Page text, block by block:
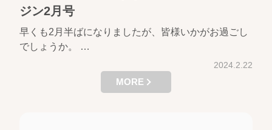
ジン2月号
早くも2月半ばになりましたが、皆様いかがお過ごし
でしょうか。 …
2024.2.22
MORE